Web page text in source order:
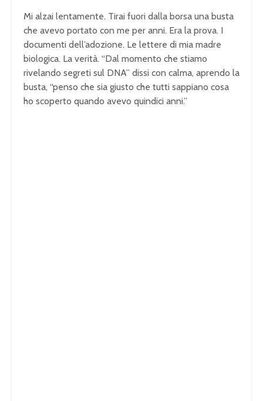
Mi alzai lentamente. Tirai fuori dalla borsa una busta
che avevo portato con me per anni. Era la prova. I
documenti dell’adozione. Le lettere di mia madre
biologica. La verità. “Dal momento che stiamo
rivelando segreti sul DNA” dissi con calma, aprendo la
busta, “penso che sia giusto che tutti sappiano cosa
ho scoperto quando avevo quindici anni.”